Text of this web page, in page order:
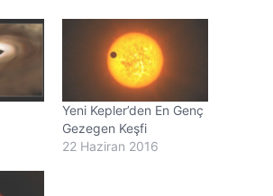
Yeni Kepler’den En Genç
Gezegen Keşfi
22 Haziran 2016